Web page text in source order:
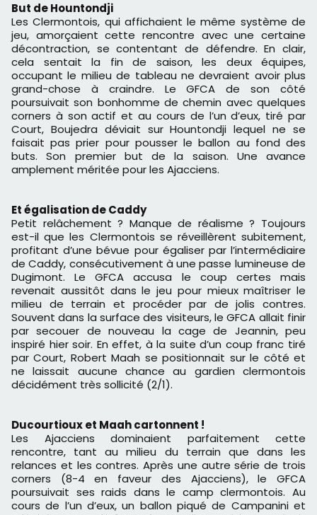
But de Hountondji
Les Clermontois, qui affichaient le même système de
jeu, amorçaient cette rencontre avec une certaine
décontraction, se contentant de défendre. En clair,
cela sentait la fin de saison, les deux équipes,
occupant le milieu de tableau ne devraient avoir plus
grand-chose à craindre. Le GFCA de son côté
poursuivait son bonhomme de chemin avec quelques
corners à son actif et au cours de l’un d’eux, tiré par
Court, Boujedra déviait sur Hountondji lequel ne se
faisait pas prier pour pousser le ballon au fond des
buts. Son premier but de la saison. Une avance
amplement méritée pour les Ajacciens.
Et égalisation de Caddy
Petit relâchement ? Manque de réalisme ? Toujours
est-il que les Clermontois se réveillèrent subitement,
profitant d’une bévue pour égaliser par l’intermédiaire
de Caddy, consécutivement à une passe lumineuse de
Dugimont. Le GFCA accusa le coup certes mais
revenait aussitôt dans le jeu pour mieux maîtriser le
milieu de terrain et procéder par de jolis contres.
Souvent dans la surface des visiteurs, le GFCA allait finir
par secouer de nouveau la cage de Jeannin, peu
inspiré hier soir. En effet, à la suite d’un coup franc tiré
par Court, Robert Maah se positionnait sur le côté et
ne laissait aucune chance au gardien clermontois
décidément très sollicité (2/1).
Ducourtioux et Maah cartonnent !
Les Ajacciens dominaient parfaitement cette
rencontre, tant au milieu du terrain que dans les
relances et les contres. Après une autre série de trois
corners (8-4 en faveur des Ajacciens), le GFCA
poursuivait ses raids dans le camp clermontois. Au
cours de l’un d’eux, un ballon piqué de Campanini et